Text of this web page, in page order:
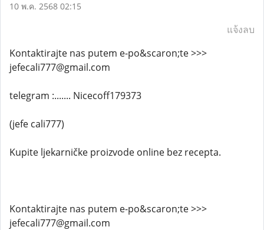
10 พ.ค. 2568 02:15
แจ้งลบ
Kontaktirajte nas putem e-po&scaron;te >>>
jefecali777@gmail.com
telegram :....... Nicecoff179373
(jefe cali777)
Kupite ljekarničke proizvode online bez recepta.
Kontaktirajte nas putem e-po&scaron;te >>>
jefecali777@gmail.com